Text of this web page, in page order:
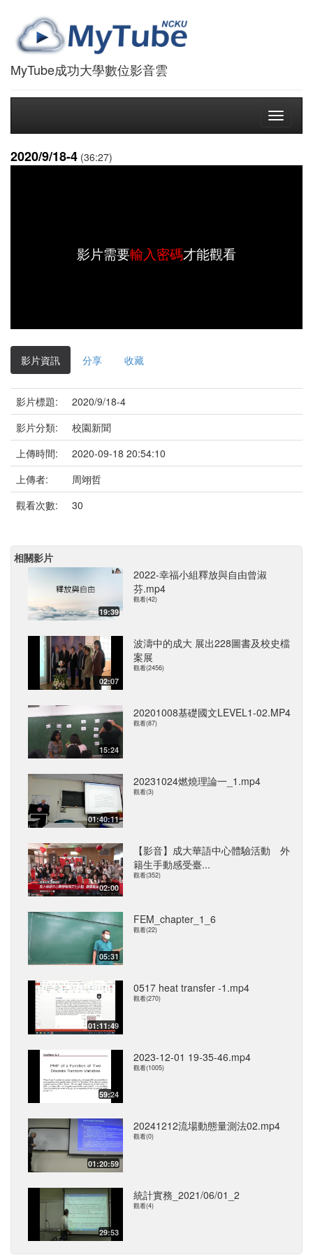
MyTube成功大學數位影音雲
Toggle
2020/9/18-4 (36:27)
影片需要輸入密碼才能觀看
影片資訊 分享 收藏
影片標題:
2020/9/18-4
影片分類:
校園新聞
上傳時間:
2020-09-18 20:54:10
上傳者:
周翊哲
觀看次數:
30
相關影片
19:39
2022-幸福小組釋放與自由曾淑
芬.mp4
觀看(42)
02:07
波濤中的成大 展出228圖書及校史檔
案展
觀看(2456)
15:24
20201008基礎國文LEVEL1-02.MP4
觀看(87)
01:40:11
20231024燃燒理論一_1.mp4
觀看(3)
02:00
【影音】成大華語中心體驗活動 外
籍生手動感受臺...
觀看(352)
05:31
FEM_chapter_1_6
觀看(22)
01:11:49
0517 heat transfer -1.mp4
觀看(270)
59:24
2023-12-01 19-35-46.mp4
觀看(1005)
01:20:59
20241212流場動態量測法02.mp4
觀看(0)
29:53
統計實務_2021/06/01_2
觀看(4)